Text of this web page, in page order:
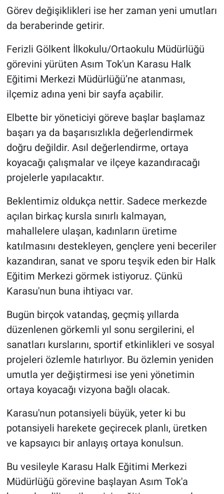
Görev değişiklikleri ise her zaman yeni umutları
da beraberinde getirir.
Ferizli Gölkent İlkokulu/Ortaokulu Müdürlüğü
görevini yürüten Asım Tok'un Karasu Halk
Eğitimi Merkezi Müdürlüğü’ne atanması,
ilçemiz adına yeni bir sayfa açabilir.
Elbette bir yöneticiyi göreve başlar başlamaz
başarı ya da başarısızlıkla değerlendirmek
doğru değildir. Asıl değerlendirme, ortaya
koyacağı çalışmalar ve ilçeye kazandıracağı
projelerle yapılacaktır.
Beklentimiz oldukça nettir. Sadece merkezde
açılan birkaç kursla sınırlı kalmayan,
mahallelere ulaşan, kadınların üretime
katılmasını destekleyen, gençlere yeni beceriler
kazandıran, sanat ve sporu teşvik eden bir Halk
Eğitim Merkezi görmek istiyoruz. Çünkü
Karasu'nun buna ihtiyacı var.
Bugün birçok vatandaş, geçmiş yıllarda
düzenlenen görkemli yıl sonu sergilerini, el
sanatları kurslarını, sportif etkinlikleri ve sosyal
projeleri özlemle hatırlıyor. Bu özlemin yeniden
umutla yer değiştirmesi ise yeni yönetimin
ortaya koyacağı vizyona bağlı olacak.
Karasu'nun potansiyeli büyük, yeter ki bu
potansiyeli harekete geçirecek planlı, üretken
ve kapsayıcı bir anlayış ortaya konulsun.
Bu vesileyle Karasu Halk Eğitimi Merkezi
Müdürlüğü görevine başlayan Asım Tok'a